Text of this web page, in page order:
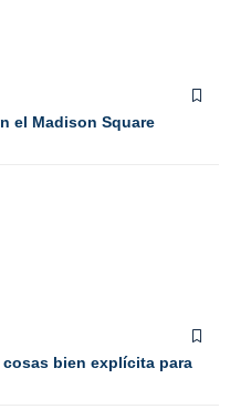
el Madison Square
bien explícita para